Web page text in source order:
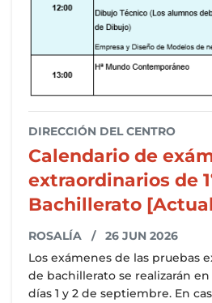
DIRECCIÓN DEL CENTRO
Calendario de
extraordinarios de
Bachillerato
ROSALÍA / 26 JUN 2026
Los exámenes de las pruebas
de bachillerato se realizarán en
días 1 y 2 de septiembre. En